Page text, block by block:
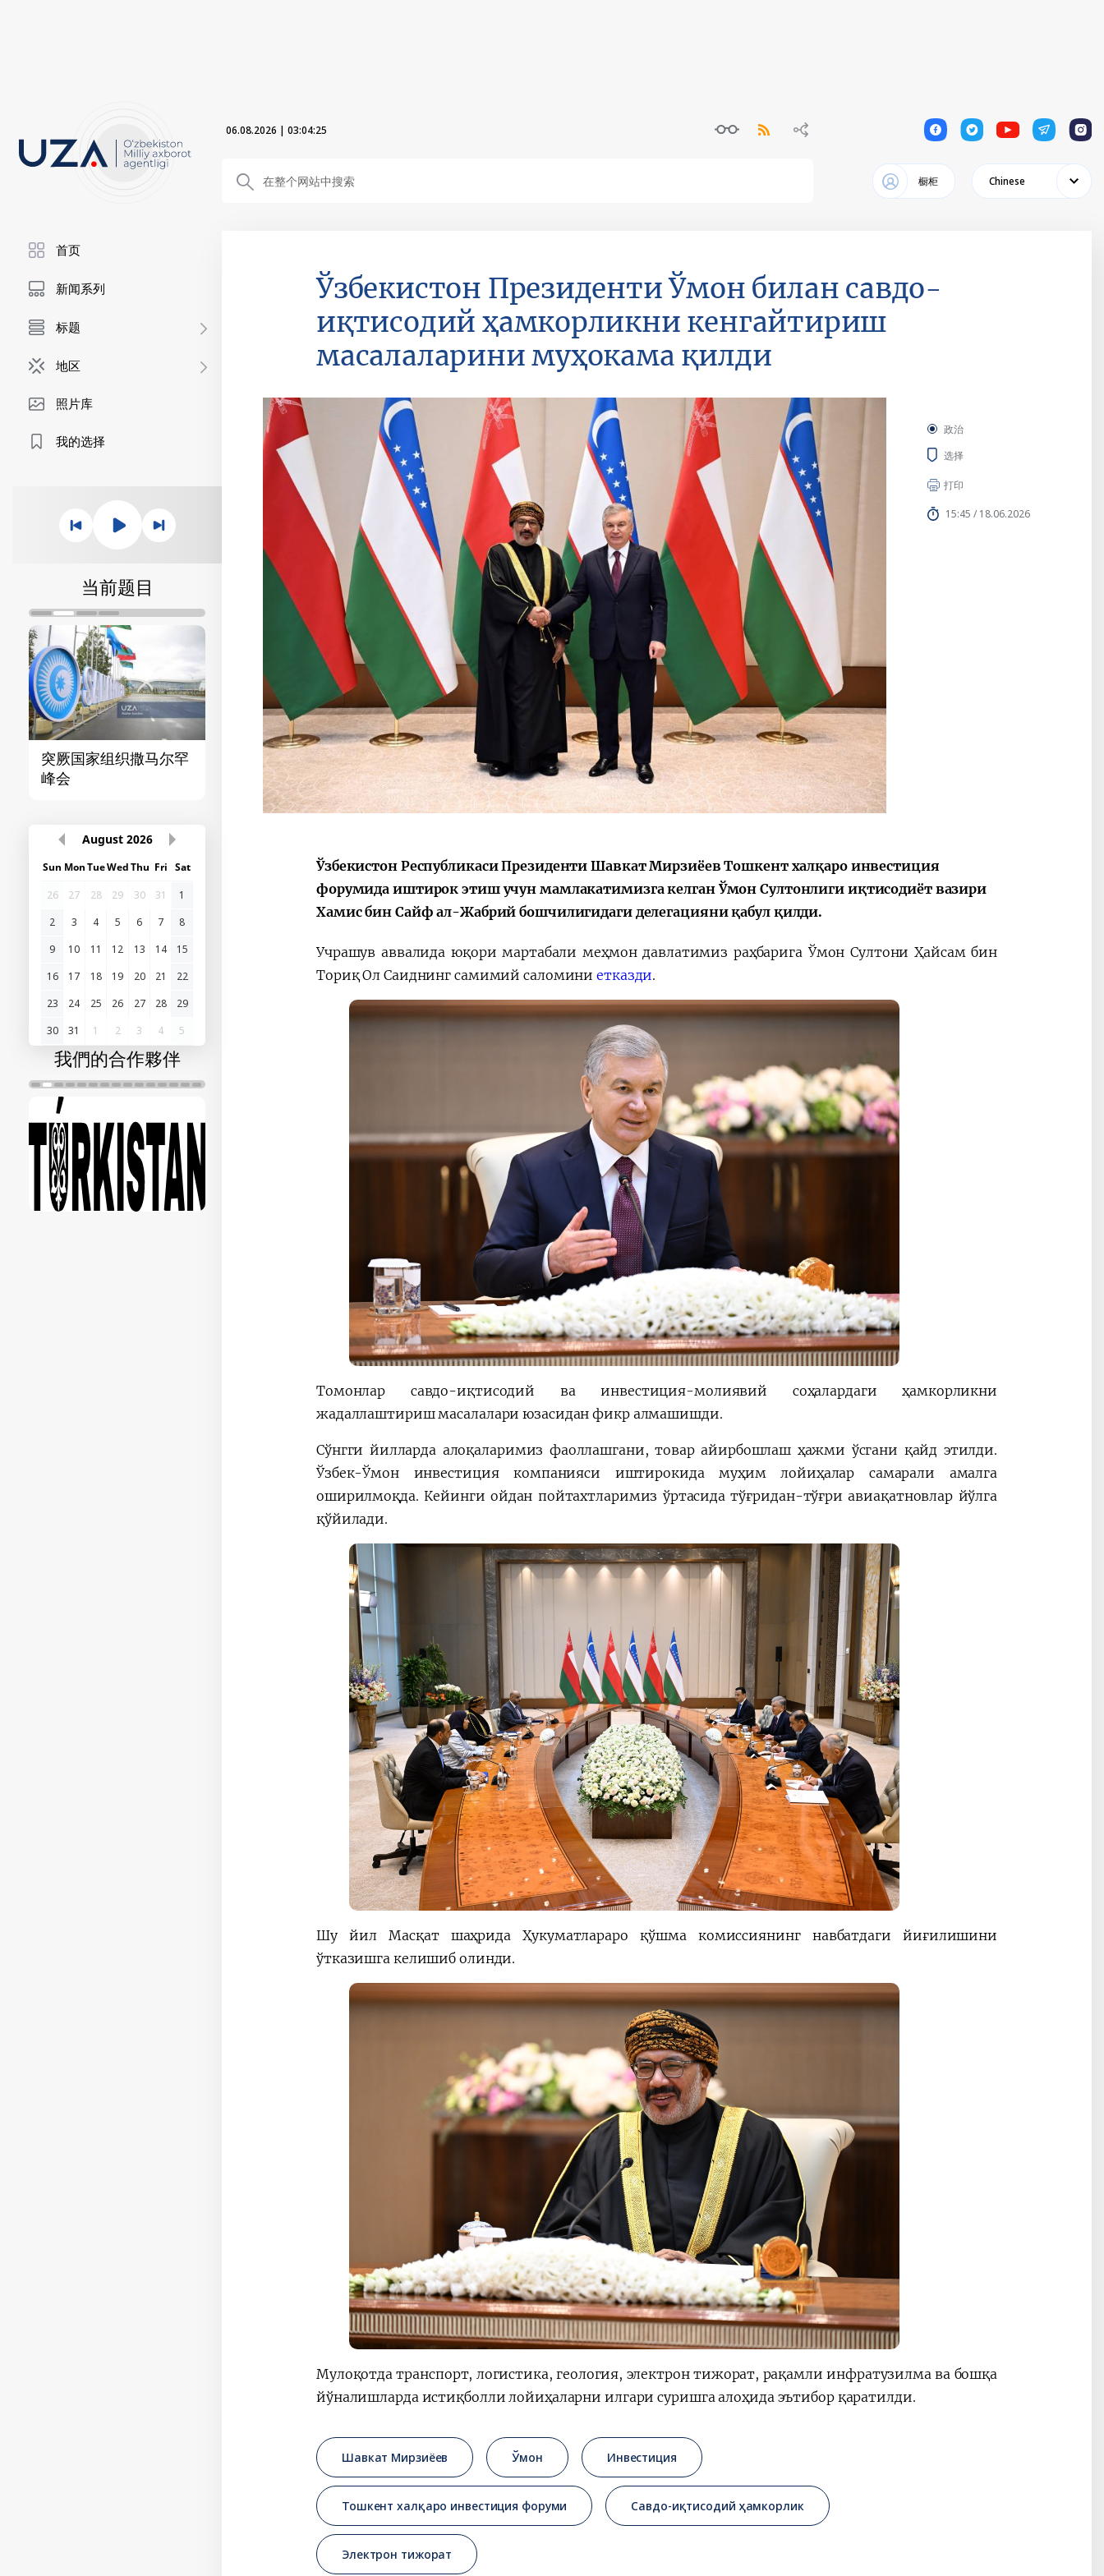
06.08.2026 | 03:04:27 1 1 1 1 1
橱柜 Chinese
首页
新闻系列
标题
地区
照片库
我的选择
当前题目
突厥国家组织撒马尔罕
峰会
首届“中国-中亚”峰会 宪法改革
August 2026
Sun MonTueWedThu Fri Sat
26
27 28 29 30 31
1
2
3 4 5 6 7
8
9
10 11 12 13 14
15
16
17 18 19 20 21
22
23
24 25 26 27 28
29
30
31 1 2 3 4 5
我們的合作夥伴
Ўзбекистон Президенти Ўмон билан савдо-
иқтисодий ҳамкорликни кенгайтириш
масалаларини муҳокама қилди
政治
选择
打印
15:45 / 18.06.2026
Ўзбекистон Республикаси Президенти Шавкат Мирзиёев Тошкент халқаро инвестиция
форумида иштирок этиш учун мамлакатимизга келган Ўмон Султонлиги иқтисодиёт вазири
Хамис бин Сайф ал-Жабрий бошчилигидаги делегацияни қабул қилди.
Учрашув аввалида юқори мартабали меҳмон давлатимиз раҳбарига Ўмон Султони Ҳайсам бин
Ториқ Ол Саиднинг самимий саломиниетказди.
Томонлар савдо-иқтисодий ва инвестиция-молиявий соҳалардаги ҳамкорликни
жадаллаштириш масалалари юзасидан фикр алмашишди.
Сўнгги йилларда алоқаларимиз фаоллашгани, товар айирбошлаш ҳажми ўсгани қайд этилди.
Ўзбек-Ўмон инвестиция компанияси иштирокида муҳим лойиҳалар самарали амалга
оширилмоқда. Кейинги ойдан пойтахтларимиз ўртасида тўғридан-тўғри авиақатновлар йўлга
қўйилади.
Шу йил Масқат шаҳрида Ҳукуматлараро қўшма комиссиянинг навбатдаги йиғилишини
ўтказишга келишиб олинди.
Мулоқотда транспорт, логистика, геология, электрон тижорат, рақамли инфратузилма ва бошқа
йўналишларда истиқболли лойиҳаларни илгари суришга алоҳида эътибор қаратилди.
Шавкат Мирзиёев Ўмон Инвестиция
Тошкент халқаро инвестиция форуми Савдо-иқтисодий ҳамкорлик
Электрон тижорат